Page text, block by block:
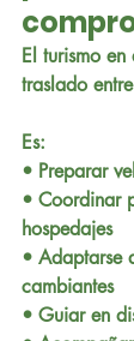
El turismo
traslado
Es:
• Preparar
• Coordinar
hospedajes
• Adaptarse
cambiantes
• Guiar en